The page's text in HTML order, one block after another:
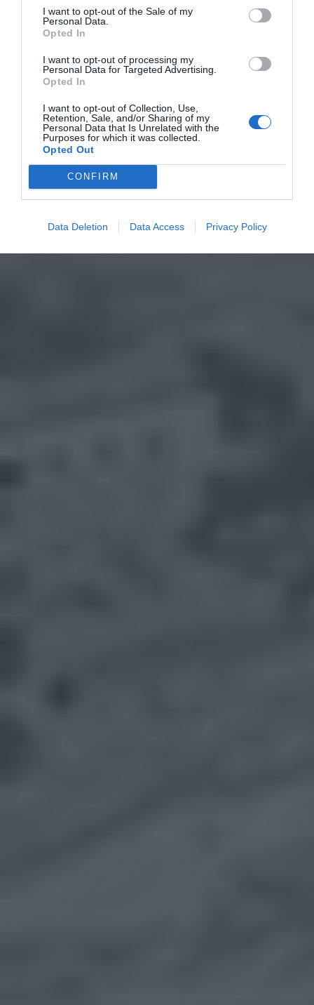
I want to opt-out of the Sale of my
Personal Data.
Opted In
I want to opt-out of processing my
Personal Data for Targeted Advertising.
Opted In
I want to opt-out of Collection, Use,
Retention, Sale, and/or Sharing of my
Personal Data that Is Unrelated with the
Purposes for which it was collected.
Opted Out
CONFIRM
Data Deletion Data Access Privacy Policy